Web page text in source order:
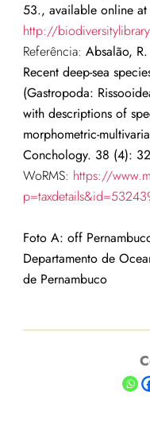
53., available online at
http://
Referência: Absalão,
Recent deep-sea
(Gastropoda:
with descriptions of
morphometric-
Conchology. 38 (4):
WoRMS: https://
Foto A: off
Departamento de
de Pernambuco